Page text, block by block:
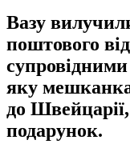
Вазу
поштового
яку
до
подарунок.